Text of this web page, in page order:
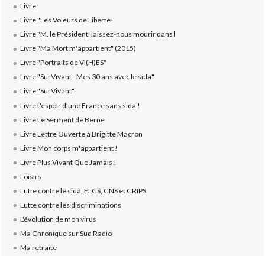
Livre
Livre "Les Voleurs de Liberté"
Livre "M. le Président, laissez-nous mourir dans l
Livre "Ma Mort m'appartient" (2015)
Livre "Portraits de VI(H)ES"
Livre "SurVivant - Mes 30 ans avec le sida"
Livre "SurVivant"
Livre L'espoir d'une France sans sida !
Livre Le Serment de Berne
Livre Lettre Ouverte à Brigitte Macron
Livre Mon corps m'appartient !
Livre Plus Vivant Que Jamais !
Loisirs
Lutte contre le sida, ELCS, CNS et CRIPS
Lutte contre les discriminations
L'évolution de mon virus
Ma Chronique sur Sud Radio
Ma retraite